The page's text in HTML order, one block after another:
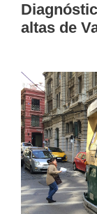
altas de